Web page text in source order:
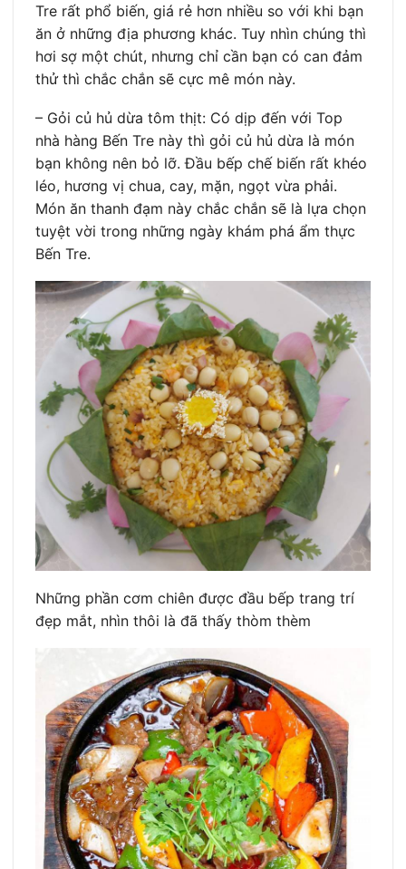
Tre rất phổ biến, giá rẻ hơn nhiều so với khi bạn
ăn ở những địa phương khác. Tuy nhìn chúng thì
hơi sợ một chút, nhưng chỉ cần bạn có can đảm
thử thì chắc chắn sẽ cực mê món này.
– Gỏi củ hủ dừa tôm thịt: Có dịp đến với Top
nhà hàng Bến Tre này thì gỏi củ hủ dừa là món
bạn không nên bỏ lỡ. Đầu bếp chế biến rất khéo
léo, hương vị chua, cay, mặn, ngọt vừa phải.
Món ăn thanh đạm này chắc chắn sẽ là lựa chọn
tuyệt vời trong những ngày khám phá ẩm thực
Bến Tre.
Những phần cơm chiên được đầu bếp trang trí
đẹp mắt, nhìn thôi là đã thấy thòm thèm